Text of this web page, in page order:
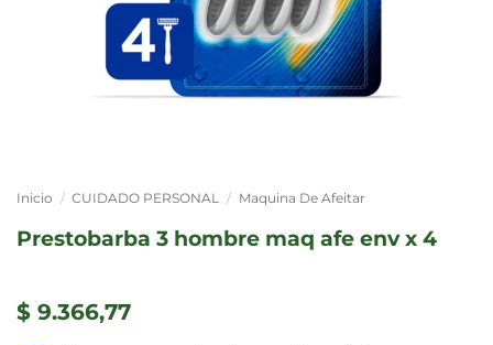
Inicio / CUIDADO PERSONAL / Maquina De Afeitar
prestobarba 3 hombre maq afe env x 4
$ 9.366,77